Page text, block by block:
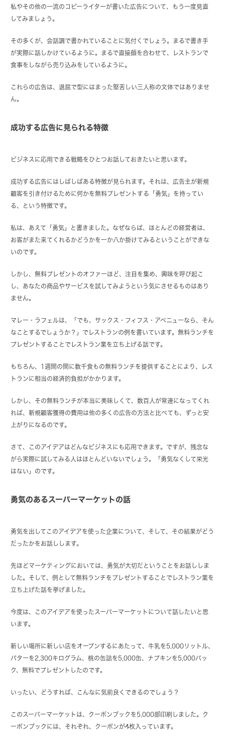
私やその他の一流のコピーライターが書いた広告について、もう一度見直
してみましょう。
その多くが、会話調で書かれていることに気付くでしょう。まるで書き手
が実際に話しかけているように。まるで直接顔を合わせて、レストランで
食事をしながら売り込みをしているように。
これらの広告は、退屈で型にはまった堅苦しい三人称の文体ではありませ
ん。
成功する広告に見られる特徴
ビジネスに応用できる戦略をひとつお話しておきたいと思います。
成功する広告にはしばしばある特徴が見られます。それは、広告主が新規
顧客を引き付けるために何かを無料プレゼントする「勇気」を持ってい
る、という特徴です。
私は、あえて「勇気」と書きました。なぜならば、ほとんどの経営者は、
お客がまた来てくれるかどうかを一か八か掛けてみるということができな
いのです。
しかし、無料プレゼントのオファーほど、注目を集め、興味を呼び起こ
し、あなたの商品やサービスを試してみようという気にさせるものはあり
ません。
マレー・ラフェルは、「でも、サックス・フィフス・アベニューなら、そん
なことするでしょうか？」でレストランの例を書いています。無料ランチを
プレゼントすることでレストラン業を立ち上げる話です。
もちろん、1週間の間に数千食もの無料ランチを提供することにより、レス
トランに相当の経済的負担がかかります。
しかし、その無料ランチが本当に美味しくて、数百人が常連になってくれ
れば、新規顧客獲得の費用は他の多くの広告の方法と比べても、ずっと安
上がりになるのです。
さて、このアイデアはどんなビジネスにも応用できます。ですが、残念な
がら実際に試してみる人はほとんどいないでしょう。「勇気なくして栄光
はない」のです。
勇気のあるスーパーマーケットの話
勇気を出してこのアイデアを使った企業について、そして、その結果がどう
だったかをお話しします。
先ほどマーケティングにおいては、勇気が大切だということをお話ししま
した。そして、例として無料ランチをプレゼントすることでレストラン業を
立ち上げた話を挙げました。
今度は、このアイデアを使ったスーパーマーケットについて話したいと思
います。
新しい場所に新しい店をオープンするにあたって、牛乳を5,000リットル、
バターを2,300キログラム、桃の缶詰を5,000缶、ナプキンを5,000パッ
ク、無料でプレゼントしたのです。
いったい、どうすれば、こんなに気前良くできるのでしょう？
このスーパーマーケットは、クーポンブックを5,000部印刷しました。ク
ーポンブックには、それぞれ、クーポンが4枚入っています。